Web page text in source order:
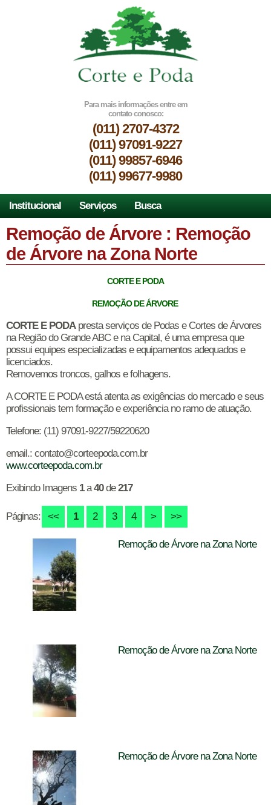
Para mais informações entre em
contato conosco:
(011) 2707-4372
(011) 97091-9227
(011) 99857-6946
(011) 99677-9980
Institucional Serviços Busca
Remoção de Árvore : Remoção
de Árvore na Zona Norte
CORTE E PODA
REMOÇÃO DE ÁRVORE
CORTE E PODApresta serviços de Podas e Cortes de Árvores
na Região do Grande ABC e na Capital, é uma empresa que
possui equipes especializadas e equipamentos adequados e
licenciados.
Removemos troncos, galhos e folhagens.
A CORTE E PODA está atenta as exigências do mercado e seus
profissionais tem formação e experiência no ramo de atuação.
Telefone: (11) 97091-9227/59220620
email.: contato@corteepoda.com.br
www.corteepoda.com.br
Exibindo Imagens 1a40de217
Páginas: << 1 2 3 4 > >>
Remoção de Árvore na Zona Norte
Remoção de Árvore na Zona Norte
Remoção de Árvore na Zona Norte